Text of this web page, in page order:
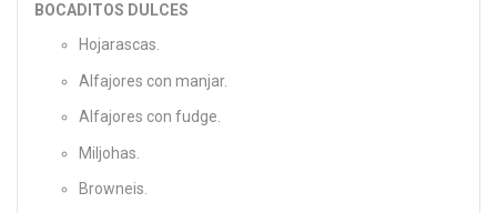
BOCADITOS DULCES
Hojarascas.
Alfajores con manjar.
Alfajores con fudge.
Miljohas.
Browneis.